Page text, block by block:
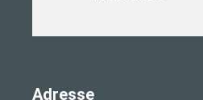
Adresse